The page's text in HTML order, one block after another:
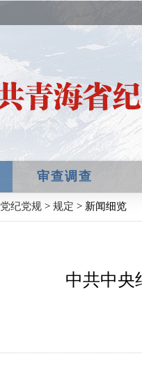
审查调查
党纪党规 > 规定 > 新闻细览
中共中央